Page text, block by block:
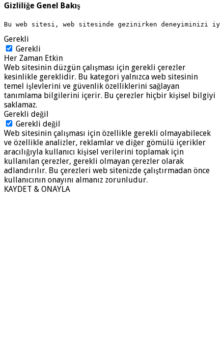
Gizliliğe Genel Bakış
Bu web sitesi, web sitesinde gezinirken deneyiminizi
Gerekli
Gerekli
Her Zaman Etkin
Web sitesinin düzgün çalışması için gerekli çerezler
kesinlikle gereklidir. Bu kategori yalnızca web sitesinin
temel işlevlerini ve güvenlik özelliklerini sağlayan
tanımlama bilgilerini içerir. Bu çerezler hiçbir kişisel bilgiyi
saklamaz.
Gerekli değil
Gerekli değil
Web sitesinin çalışması için özellikle gerekli olmayabilecek
ve özellikle analizler, reklamlar ve diğer gömülü içerikler
aracılığıyla kullanıcı kişisel verilerini toplamak için
kullanılan çerezler, gerekli olmayan çerezler olarak
adlandırılır. Bu çerezleri web sitenizde çalıştırmadan önce
kullanıcının onayını almanız zorunludur.
KAYDET & ONAYLA